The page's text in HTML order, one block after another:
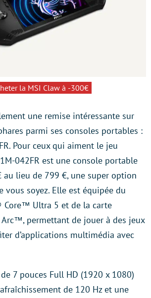
la MSI Claw à -300€
une remise intéressante sur
parmi ses consoles portables :
Pour ceux qui aiment le jeu
042FR est une console portable
au lieu de 799 €, une super option
vous soyez. Elle est équipée du
Core™ Ultra 5 et de la carte
permettant de jouer à des jeux
d’applications multimédia avec
7 pouces Full HD (1920 x 1080)
de 120 Hz et une